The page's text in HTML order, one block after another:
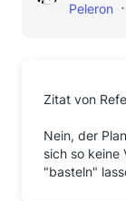
Peleron
Zitat von
Nein, der
sich so keine
"basteln"